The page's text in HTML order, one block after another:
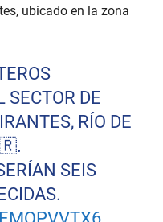
ubicado en la zona
SECTOR DE
RÍO DE
SEIS